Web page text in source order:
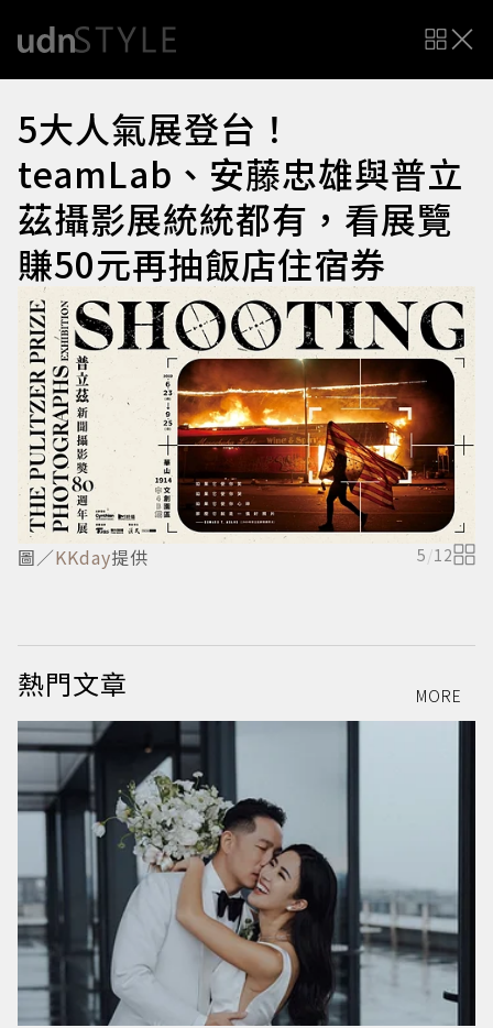
5大人氣展登台！
teamLab、安藤忠雄與普立
茲攝影展統統都有，看展覽
賺50元再抽飯店住宿券
圖／KKday提供 5/12
熱門文章 MORE